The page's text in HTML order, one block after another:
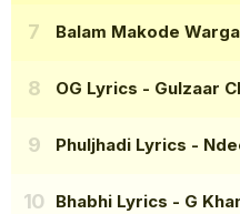
Balam Makode
OG Lyrics - Gulzaar
Phuljhadi Lyrics -
Bhabhi Lyrics - G